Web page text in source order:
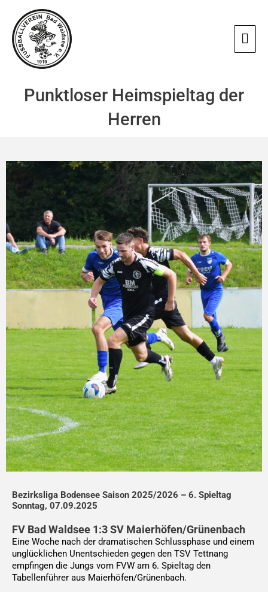
Inhalt
springen
Punktloser Heimspieltag der
Herren
Bezirksliga Bodensee Saison 2025/2026 – 6. Spieltag
Sonntag, 07.09.2025
FV Bad Waldsee 1:3 SV Maierhöfen/Grünenbach
Eine Woche nach der dramatischen Schlussphase und einem
unglücklichen Unentschieden gegen den TSV Tettnang
empfingen die Jungs vom FVW am 6. Spieltag den
Tabellenführer aus Maierhöfen/Grünenbach.